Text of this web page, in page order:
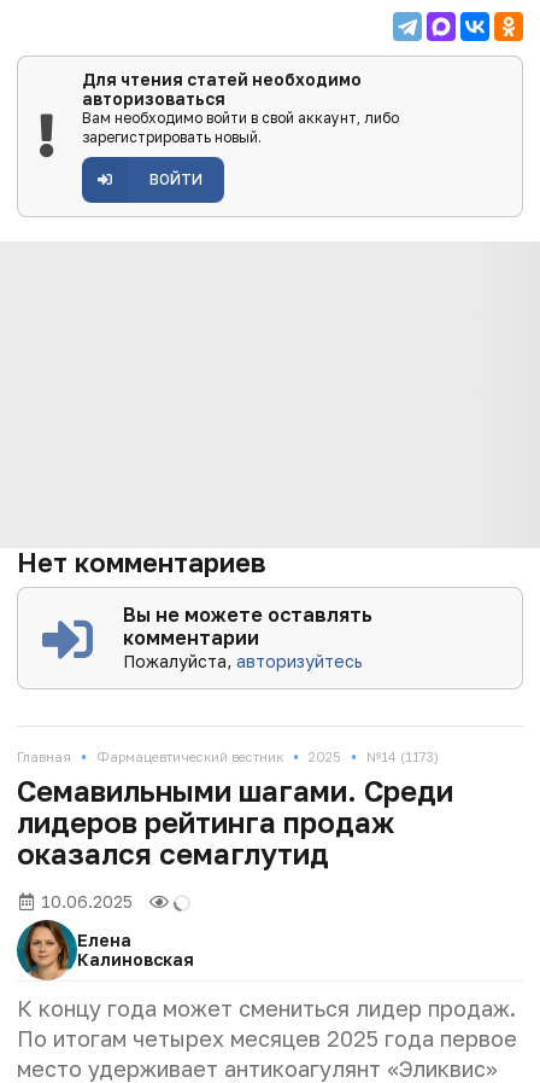
Для чтения статей необходимо
авторизоваться
Вам необходимо войти в свой аккаунт, либо
зарегистрировать новый.
ВОЙТИ
Нет комментариев
Вы не можете оставлять
комментарии
Пожалуйста,авторизуйтесь
Главная • Фармацевтический вестник • 2025 • №14 (1173)
Семавильными шагами. Среди
лидеров рейтинга продаж
оказался семаглутид
10.06.2025
Елена
Калиновская
К концу года может смениться лидер продаж.
По итогам четырех месяцев 2025 года первое
место удерживает антикоагулянт «Эликвис»